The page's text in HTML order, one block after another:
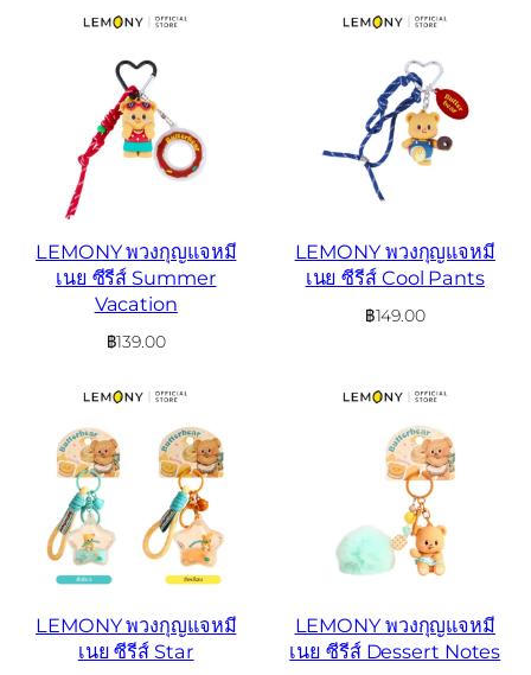
LEMONY พวงกุญแจหมี
เนย ซีรีส์ Summer
Vacation
฿139.00
LEMONY พวงกุญแจหมี
เนย ซีรีส์ Cool Pants
฿149.00
LEMONY พวงกุญแจหมี
เนย ซีรีส์ Star
LEMONY พวงกุญแจหมี
เนย ซีรีส์ Dessert Notes